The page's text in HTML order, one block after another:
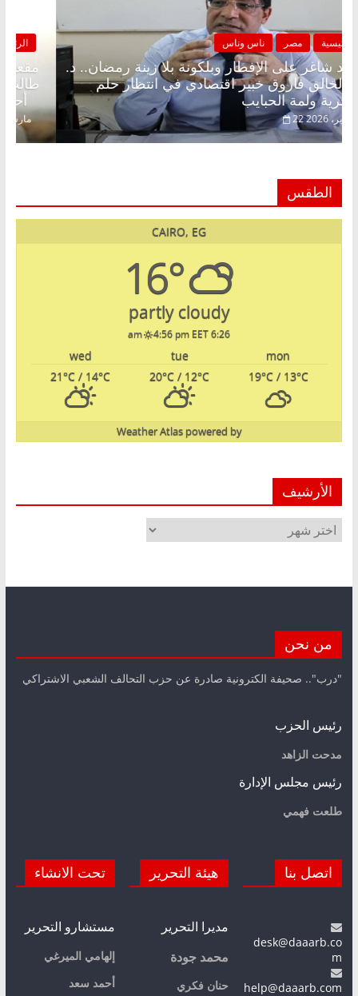
الرئيسية مصر ناس وناس
مقعد شاغر على الإفطار وبلكونة بلا زينة رمضان.. د.
عبدالخالق فاروق خبير اقتصادي في انتظار حلم
الحرية ولمة الحبايب
22 فبراير، 2026
الطقس
CAIRO, EG
16°
partly cloudy
6:26 am
4:56 pm EET
mon
tue
wed
19°C/ 13°C
20°C / 12°C
21°C / 14°C
powered by
Weather Atlas
الأرشيف
الأرشيف
من نحن
"درب".. صحيفة الكترونية صادرة عن حزب التحالف الشعبي الاشتراكي
رئيس الحزب
مدحت الزاهد
رئيس مجلس الإدارة
طلعت فهمي
اتصل بنا
desk@daaarb.co
m
help@daaarb.com
هيئة التحرير
مديرا التحرير
محمد جودة
حنان فكري
تحت الانشاء
مستشارو التحرير
إلهامي الميرغي
أحمد سعد